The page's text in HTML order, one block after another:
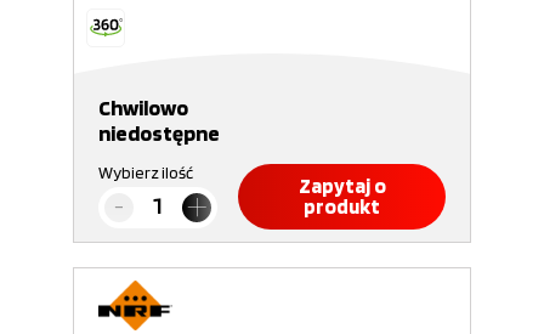
Chwilowo
niedostępne
Wybierz ilość
Zapytaj o
produkt